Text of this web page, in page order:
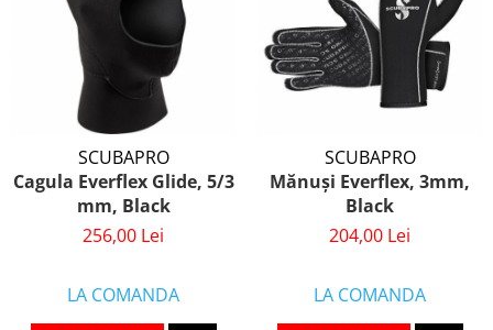
SCUBAPRO
Cagula Everflex Glide, 5/3
mm, Black
256,00 Lei
LA COMANDA
SCUBAPRO
Mănuși Everflex, 3mm,
Black
204,00 Lei
LA COMANDA